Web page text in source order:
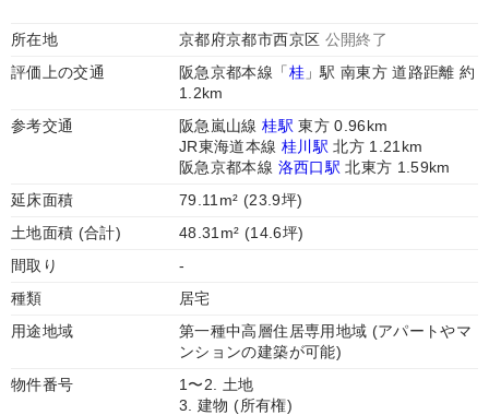
所在地 京都府京都市西京区 公開終了
評価上の交通
阪急京都本線「桂」駅 南東方 道路距離 約
1.2km
参考交通
阪急嵐山線桂駅 東方 0.96km
JR東海道本線 桂川駅 北方 1.21km
阪急京都本線 洛西口駅 北東方 1.59km
延床面積
79.11m² (23.9坪)
土地面積 (合計)
48.31m² (14.6坪)
間取り
-
種類
居宅
用途地域
第一種中高層住居専用地域 (アパートやマ
ンションの建築が可能)
物件番号
1〜2. 土地
3. 建物 (所有権)